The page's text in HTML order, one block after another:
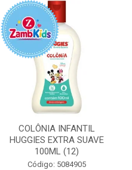
COLÔNIA INFANTIL
HUGGIES EXTRA SUAVE
100ML (12)
Código: 5084905